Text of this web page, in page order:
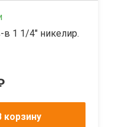
в 1 1/4" никелир.
корзину